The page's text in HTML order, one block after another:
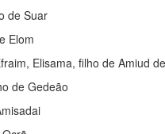
de Suar
Elom
Elisama, filho de Amiud
de Gedeão